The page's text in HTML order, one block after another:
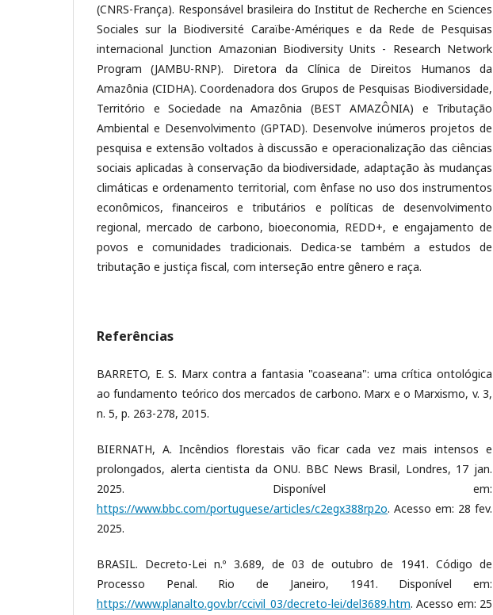
(CNRS-França). Responsável brasileira do Institut de Recherche en Sciences
Sociales sur la Biodiversité Caraïbe-Amériques e da Rede de Pesquisas
internacional Junction Amazonian Biodiversity Units - Research Network
Program (JAMBU-RNP). Diretora da Clínica de Direitos Humanos da
Amazônia (CIDHA). Coordenadora dos Grupos de Pesquisas Biodiversidade,
Território e Sociedade na Amazônia (BEST AMAZÔNIA) e Tributação
Ambiental e Desenvolvimento (GPTAD). Desenvolve inúmeros projetos de
pesquisa e extensão voltados à discussão e operacionalização das ciências
sociais aplicadas à conservação da biodiversidade, adaptação às mudanças
climáticas e ordenamento territorial, com ênfase no uso dos instrumentos
econômicos, financeiros e tributários e políticas de desenvolvimento
regional, mercado de carbono, bioeconomia, REDD+, e engajamento de
povos e comunidades tradicionais. Dedica-se também a estudos de
tributação e justiça fiscal, com interseção entre gênero e raça.
Referências
BARRETO, E. S. Marx contra a fantasia "coaseana": uma crítica ontológica
ao fundamento teórico dos mercados de carbono. Marx e o Marxismo, v. 3,
n. 5, p. 263-278, 2015.
BIERNATH, A. Incêndios florestais vão ficar cada vez mais intensos e
prolongados, alerta cientista da ONU. BBC News Brasil, Londres, 17 jan.
2025. Disponível em:
https://www.bbc.com/portuguese/articles/c2egx388rp2o. Acesso em: 28 fev.
2025.
BRASIL. Decreto-Lei n.º 3.689, de 03 de outubro de 1941. Código de
Processo Penal. Rio de Janeiro, 1941. Disponível em:
https://www.planalto.gov.br/ccivil_03/decreto-lei/del3689.htm. Acesso em: 25